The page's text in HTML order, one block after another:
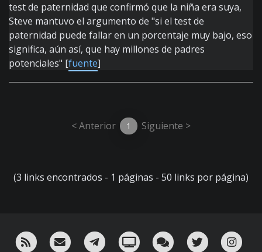
test de paternidad que confirmó que la niña era suya,
Steve mantuvo el argumento de "si el test de
paternidad puede fallar en un porcentaje muy bajo, eso
significa, aún así, que hay millones de padres
potenciales" [fuente]
< Anterior 1 Siguiente >
(3 links encontrados - 1 páginas - 50 links por página)
RSS ¡Mándame un email!¡Nuestro canal en Telegram!
Oink! TV Charla con nosotros
Twitter